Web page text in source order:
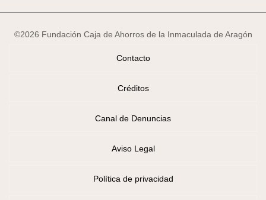
©2026 Fundación Caja de Ahorros de la Inmaculada de Aragón
Contacto
Créditos
Canal de Denuncias
Aviso Legal
Política de privacidad